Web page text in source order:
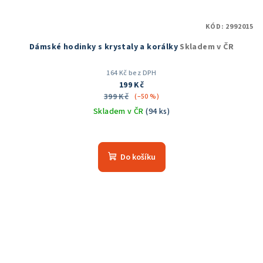
Dámské hodinky s krystaly a korálky Skladem v ČR
164 Kč bez DPH
199 Kč
399 Kč (–50 %)
Skladem v ČR(94 ks)
hodnocení
produktu
Do košíku
KÓD: 2992015